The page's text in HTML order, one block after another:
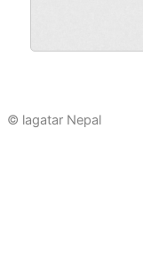
© lagatar Nepal